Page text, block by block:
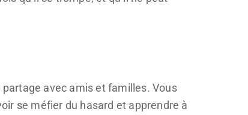
partage avec amis et familles. Vous
se méfier du hasard et apprendre à